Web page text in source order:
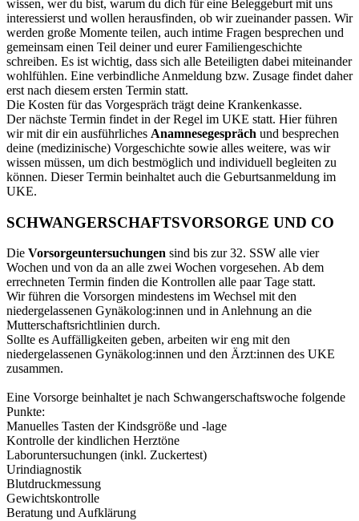
wissen, wer du bist, warum du dich für eine Beleggeburt mit uns
interessierst und wollen herausfinden, ob wir zueinander passen. Wir
werden große Momente teilen, auch intime Fragen besprechen und
gemeinsam einen Teil deiner und eurer Familiengeschichte
schreiben. Es ist wichtig, dass sich alle Beteiligten dabei miteinander
wohlfühlen. Eine verbindliche Anmeldung bzw. Zusage findet daher
erst nach diesem ersten Termin statt.
Die Kosten für das Vorgespräch trägt deine Krankenkasse.
Der nächste Termin findet in der Regel im UKE statt. Hier führen
wir mit dir ein ausführliches Anamnesegespräch und besprechen
deine (medizinische) Vorgeschichte sowie alles weitere, was wir
wissen müssen, um dich bestmöglich und individuell begleiten zu
können. Dieser Termin beinhaltet auch die Geburtsanmeldung im
UKE.
SCHWANGERSCHAFTSVORSORGE UND CO
Die Vorsorgeuntersuchungen sind bis zur 32. SSW alle vier
Wochen und von da an alle zwei Wochen vorgesehen. Ab dem
errechneten Termin finden die Kontrollen alle paar Tage statt.
Wir führen die Vorsorgen mindestens im Wechsel mit den
niedergelassenen Gynäkolog:innen und in Anlehnung an die
Mutterschaftsrichtlinien durch.
Sollte es Auffälligkeiten geben, arbeiten wir eng mit den
niedergelassenen Gynäkolog:innen und den Ärzt:innen des UKE
zusammen.
Eine Vorsorge beinhaltet je nach Schwangerschaftswoche folgende
Punkte:
Manuelles Tasten der Kindsgröße und -lage
Kontrolle der kindlichen Herztöne
Laboruntersuchungen (inkl. Zuckertest)
Urindiagnostik
Blutdruckmessung
Gewichtskontrolle
Beratung und Aufklärung